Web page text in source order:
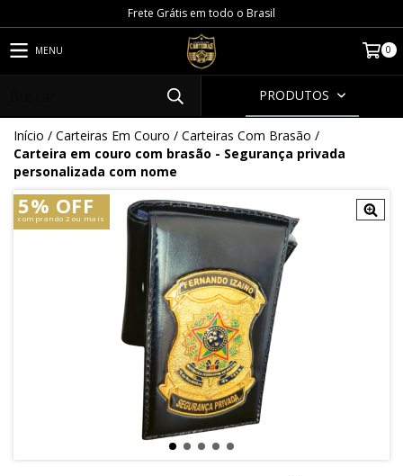
Frete Grátis em todo o Brasil
MENU 0
PRODUTOS
Início / Carteiras Em Couro / Carteiras Com Brasão /
Carteira em couro com brasão - Segurança privada
personalizada com nome
5% OFF
comprando 2 ou mais